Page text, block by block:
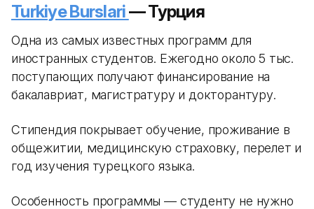
Turkiye Burslari— Турция
Одна из самых известных программ для
иностранных студентов. Ежегодно около 5 тыс.
поступающих получают финансирование на
бакалавриат, магистратуру и докторантуру.
Стипендия покрывает обучение, проживание в
общежитии, медицинскую страховку, перелет и
год изучения турецкого языка.
Особенность программы — студенту не нужно